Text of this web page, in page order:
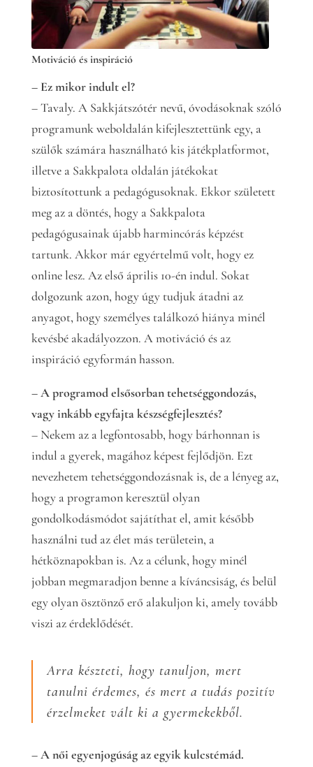
Motiváció és inspiráció
– Ez mikor indult el?
– Tavaly. A Sakkjátszótér nevű, óvodásoknak szóló
programunk weboldalán kifejlesztettünk egy, a
szülők számára használható kis játékplatformot,
illetve a Sakkpalota oldalán játékokat
biztosítottunk a pedagógusoknak. Ekkor született
meg az a döntés, hogy a Sakkpalota
pedagógusainak újabb harmincórás képzést
tartunk. Akkor már egyértelmű volt, hogy ez
online lesz. Az első április 10-én indul. Sokat
dolgozunk azon, hogy úgy tudjuk átadni az
anyagot, hogy személyes találkozó hiánya minél
kevésbé akadályozzon. A motiváció és az
inspiráció egyformán hasson.
– A programod elsősorban tehetséggondozás,
vagy inkább egyfajta készségfejlesztés?
– Nekem az a legfontosabb, hogy bárhonnan is
indul a gyerek, magához képest fejlődjön. Ezt
nevezhetem tehetséggondozásnak is, de a lényeg az,
hogy a programon keresztül olyan
gondolkodásmódot sajátíthat el, amit később
használni tud az élet más területein, a
hétköznapokban is. Az a célunk, hogy minél
jobban megmaradjon benne a kíváncsiság, és belül
egy olyan ösztönző erő alakuljon ki, amely tovább
viszi az érdeklődését.
Arra készteti, hogy tanuljon, mert
tanulni érdemes, és mert a tudás pozitív
érzelmeket vált ki a gyermekekből.
– A női egyenjogúság az egyik kulcstémád.